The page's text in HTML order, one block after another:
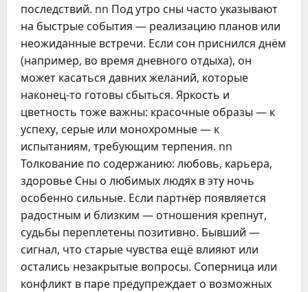
последствий. nn Под утро сны часто указывают
на быстрые события — реализацию планов или
неожиданные встречи. Если сон приснился днём
(например, во время дневного отдыха), он
может касаться давних желаний, которые
наконец-то готовы сбыться. Яркость и
цветность тоже важны: красочные образы — к
успеху, серые или монохромные — к
испытаниям, требующим терпения. nn
Толкование по содержанию: любовь, карьера,
здоровье Сны о любимых людях в эту ночь
особенно сильные. Если партнёр появляется
радостным и близким — отношения крепнут,
судьбы переплетены позитивно. Бывший —
сигнал, что старые чувства ещё влияют или
остались незакрытые вопросы. Соперница или
конфликт в паре предупреждает о возможных